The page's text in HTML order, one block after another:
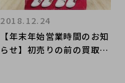
【年末年始営業時間のお知
らせ】初売りの前の買取も
2018.12.24